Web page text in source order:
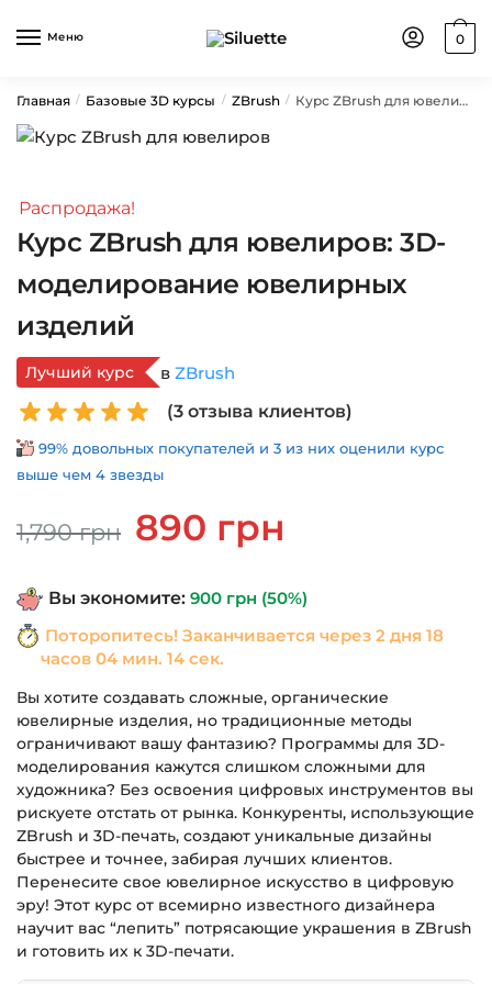
Меню 0
Главная / Базовые 3D курсы / ZBrush / Курс ZBrush для ювелиров: 3D-моделирование ювелирных изделий
Распродажа!
Курс ZBrush для ювелиров: 3D-
моделирование ювелирных
изделий
Лучший курс в ZBrush
(3отзыва клиентов)
99% довольных покупателей и 3 из них оценили курс
выше чем 4 звезды
1,790грн
Первоначальная
цена
1,790 грн.
890 грн
Вы экономите: 900 грн (50%)
Поторопитесь! Заканчивается через 2 дня 18
часов 04 мин. 14 сек.
Вы хотите создавать сложные, органические
ювелирные изделия, но традиционные методы
ограничивают вашу фантазию? Программы для 3D-
моделирования кажутся слишком сложными для
художника? Без освоения цифровых инструментов вы
рискуете отстать от рынка. Конкуренты, использующие
ZBrush и 3D-печать, создают уникальные дизайны
быстрее и точнее, забирая лучших клиентов.
Перенесите свое ювелирное искусство в цифровую
эру! Этот курс от всемирно известного дизайнера
научит вас “лепить” потрясающие украшения в ZBrush
и готовить их к 3D-печати.